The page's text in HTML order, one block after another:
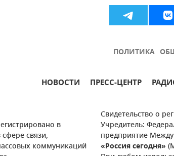
ПОЛИТИКА
НОВОСТИ ПРЕСС-ЦЕНТР
в
связи,
коммуникаций
Свидетельство о
Учредитель:
предприятие
«Россия сегодня»